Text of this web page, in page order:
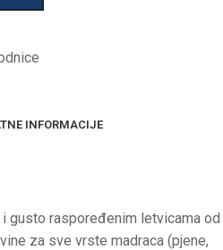
INFORMACIJE
gusto raspoređenim letvicama od
za sve vrste madraca (pjene,